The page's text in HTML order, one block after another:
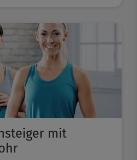
mit